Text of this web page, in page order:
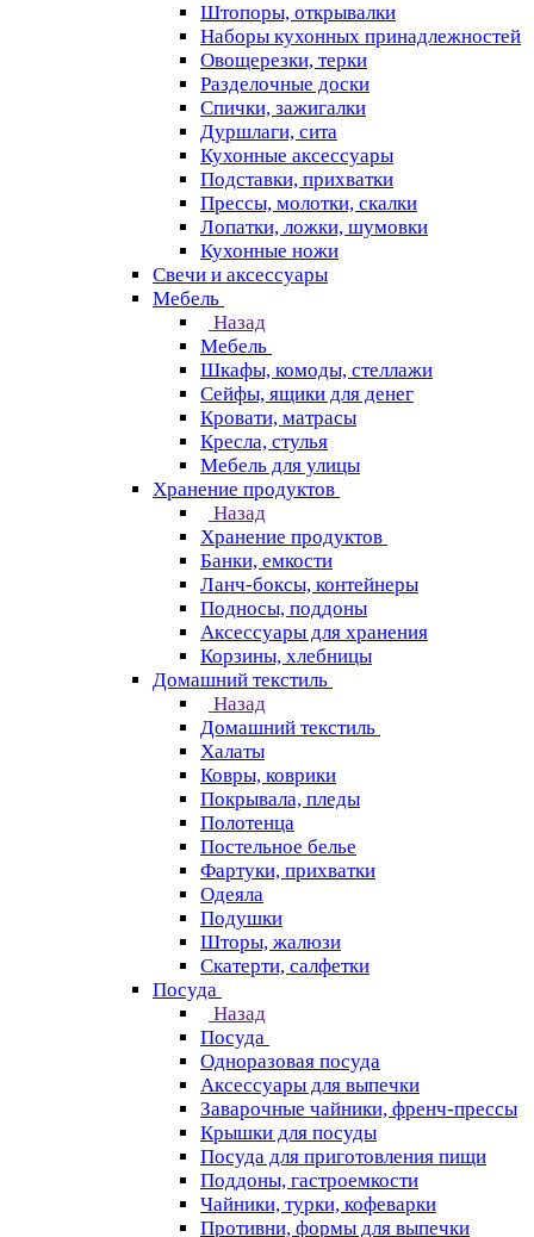
Штопоры, открывалки
Наборы кухонных принадлежностей
Овощерезки, терки
Разделочные доски
Спички, зажигалки
Дуршлаги, сита
Кухонные аксессуары
Подставки, прихватки
Прессы, молотки, скалки
Лопатки, ложки, шумовки
Кухонные ножи
Свечи и аксессуары
Мебель
Назад
Мебель
Шкафы, комоды, стеллажи
Сейфы, ящики для денег
Кровати, матрасы
Кресла, стулья
Мебель для улицы
Хранение продуктов
Назад
Хранение продуктов
Банки, емкости
Ланч-боксы, контейнеры
Подносы, поддоны
Аксессуары для хранения
Корзины, хлебницы
Домашний текстиль
Назад
Домашний текстиль
Халаты
Ковры, коврики
Покрывала, пледы
Полотенца
Постельное белье
Фартуки, прихватки
Одеяла
Подушки
Шторы, жалюзи
Скатерти, салфетки
Посуда
Назад
Посуда
Одноразовая посуда
Аксессуары для выпечки
Заварочные чайники, френч-прессы
Крышки для посуды
Посуда для приготовления пищи
Поддоны, гастроемкости
Чайники, турки, кофеварки
Противни, формы для выпечки